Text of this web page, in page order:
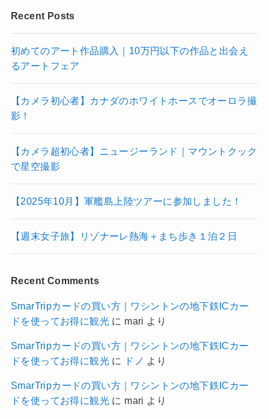
Recent Posts
初めてのアート作品購入｜10万円以下の作品と出会え
るアートフェア
【カメラ初心者】カナダのホワイトホースでオーロラ撮
影！
【カメラ超初心者】ニュージーランド｜マウントクック
で星空撮影
【2025年10月】軍艦島上陸ツアーに参加しました！
【週末女子旅】リゾナーレ熱海＋まち歩き１泊２日
Recent Comments
SmarTripカードの買い方｜ワシントンの地下鉄ICカー
ドを使ってお得に観光に mari より
SmarTripカードの買い方｜ワシントンの地下鉄ICカー
ドを使ってお得に観光に ドノ より
SmarTripカードの買い方｜ワシントンの地下鉄ICカー
ドを使ってお得に観光に mari より